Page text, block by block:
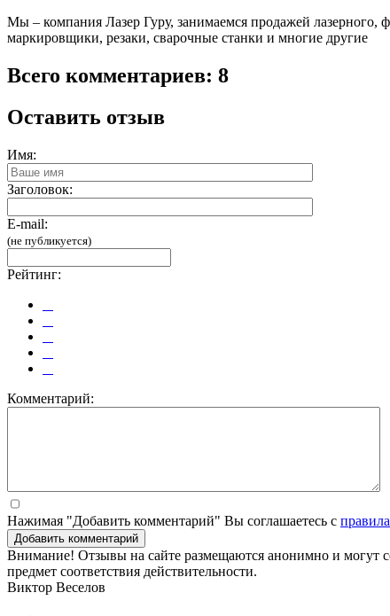
Мы – компания Лазер Гуру, занимаемся продажей лазерного,
маркировщики, резаки, сварочные станки и многие другие
Всего комментариев: 8
Оставить отзыв
Имя:
Заголовок:
E-mail:
(не публикуется)
Рейтинг:
Комментарий:
Нажимая "Добавить комментарий" Вы соглашаетесь с
Добавить комментарий
Внимание! Отзывы на сайте размещаются анонимно и могут
предмет соответствия действительности.
Виктор Веселов